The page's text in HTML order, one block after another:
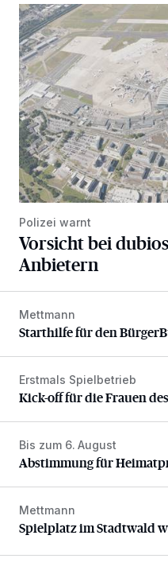
Vorsicht bei dubiosen
Polizei warnt
Vorsicht bei
Anbietern
Starthilfe für den BürgerBus
Mettmann
Starthilfe für den
Kick-off für die Frauen
Erstmals Spielbetrieb
Kick-off für die Frauen
Abstimmung für
Bis zum 6. August
Abstimmung für
Spielplatz im Stadtwald
Mettmann
Spielplatz im Stadtwald